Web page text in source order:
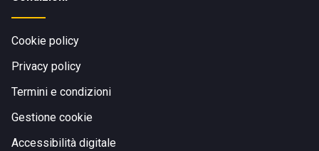
Cookie policy
Privacy policy
Termini e condizioni
Gestione cookie
Accessibilità digitale